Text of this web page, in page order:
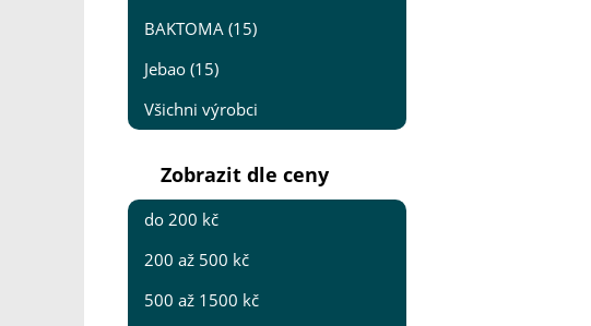
BAKTOMA (15)
Jebao (15)
Všichni výrobci
Zobrazit dle ceny
do 200 kč
200 až 500 kč
500 až 1500 kč